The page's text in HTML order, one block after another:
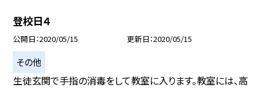
登校日４
公開日 2020/05/15 更新日 2020/05/15
その他
生徒玄関で手指の消毒をして教室に入ります。教室には、高